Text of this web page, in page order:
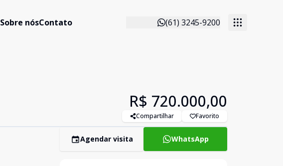
Sobre nósContato (61) 3245-9200
R$ 720.000,00
Compartilhar Favorito
Agendar visita WhatsApp